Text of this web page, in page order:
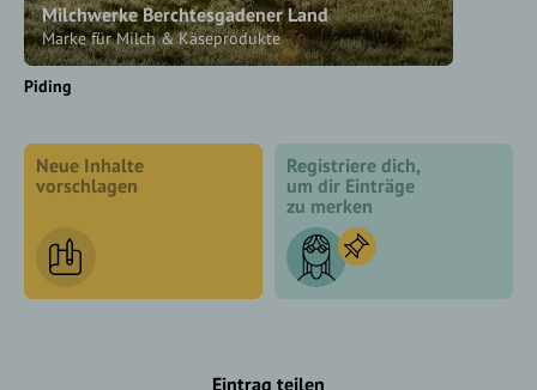
Milchwerke Berchtesgadener Land
Marke für Milch & Käseprodukte
Piding
Neue Inhalte
vorschlagen
Registriere dich,
um dir Einträge
zu merken
Eintrag teilen